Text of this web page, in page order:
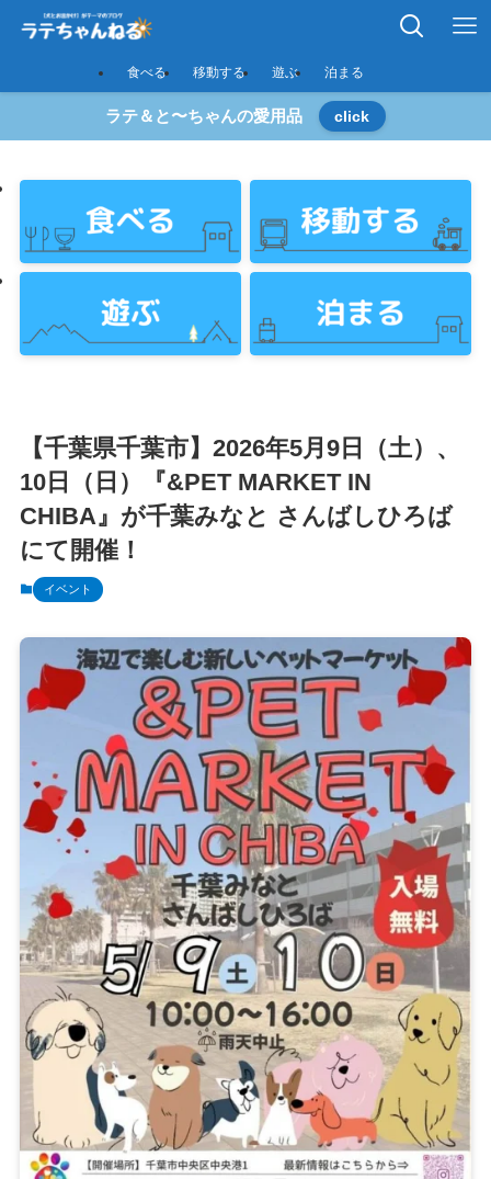
食べる 移動する 遊ぶ 泊まる
ラテ＆と〜ちゃんの愛用品 click
【千葉県千葉市】2026年5月9日（土）、
10日（日）『&PET MARKET IN
CHIBA』が千葉みなと さんばしひろば
にて開催！
イベント